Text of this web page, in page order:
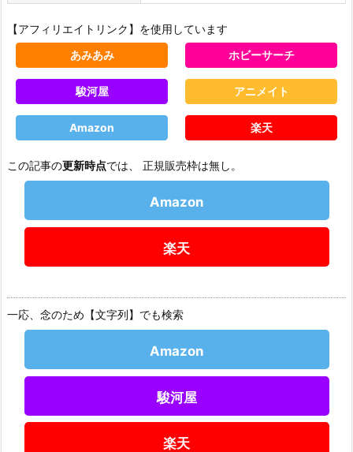
【アフィリエイトリンク】を使用しています
あみあみ
ホビーサーチ
駿河屋 アニメイト
Amazon 楽天
この記事の更新時点では、 正規販売枠は無し。
Amazon
楽天
一応、念のため【文字列】でも検索
Amazon
駿河屋
楽天